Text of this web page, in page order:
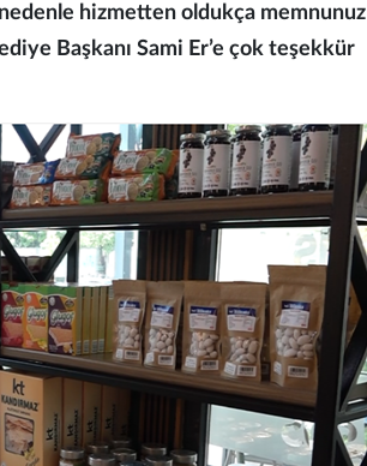
hizmetten oldukça memnunuz
Başkanı Sami Er’e çok teşekkür